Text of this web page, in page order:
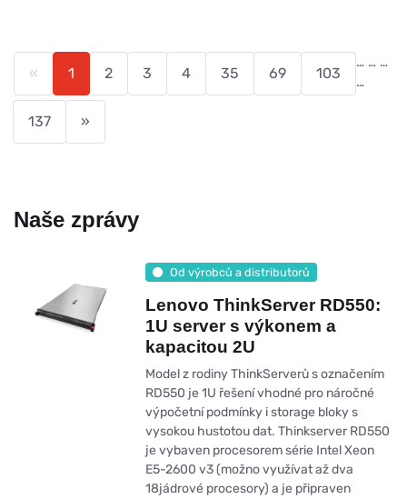
« 1 2 3 4
…
35
…
69
…
103 …
137 »
Naše zprávy
Od výrobců a distributorů
Lenovo ThinkServer RD550:
1U server s výkonem a
kapacitou 2U
Model z rodiny ThinkServerů s označením
RD550 je 1U řešení vhodné pro náročné
výpočetní podmínky i storage bloky s
vysokou hustotou dat. Thinkserver RD550
je vybaven procesorem série Intel Xeon
E5-2600 v3 (možno využívat až dva
18jádrové procesory) a je připraven